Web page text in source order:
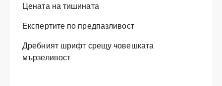
Цената на тишината
Експертите по предпазливост
Дребният шрифт срещу човешката
мързеливост